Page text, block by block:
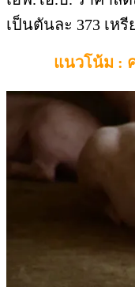
เป็นตันละ 373 เห
แนวโน้ม :